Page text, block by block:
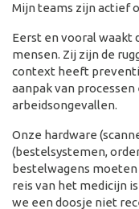
Mijn teams zijn actief
Eerst en vooral waakt
mensen. Zij zijn de
context heeft
aanpak van
arbeidsongevallen.
Onze hardware
(bestelsystemen,
bestelwagens moeten
reis van het medicijn
we een doosje niet